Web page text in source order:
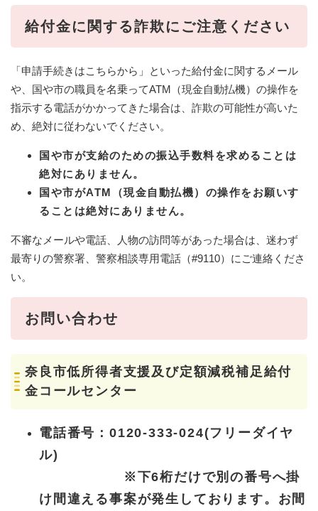
給付金に関する詐欺にご注意ください
「申請手続きはこちらから」といった給付金に関するメール
や、国や市の職員を名乗ってATM（現金自動払機）の操作を
指示する電話がかかってきた場合は、詐欺の可能性が高いた
め、絶対に従わないでください。
国や市が支給のための振込手数料を求めることは
絶対にありません。
国や市がATM（現金自動払機）の操作をお願いす
ることは絶対にありません。
不審なメールや電話、人物の訪問等があった場合は、迷わず
最寄りの警察署、警察相談専用電話（#9110）にご連絡くださ
い。
お問い合わせ
奈良市低所得者支援及び定額減税補足給付
金コールセンター
電話番号：0120-333-024(フリーダイヤ
ル)
※下6桁だけで別の番号へ掛
け間違える事案が発生しております。お間